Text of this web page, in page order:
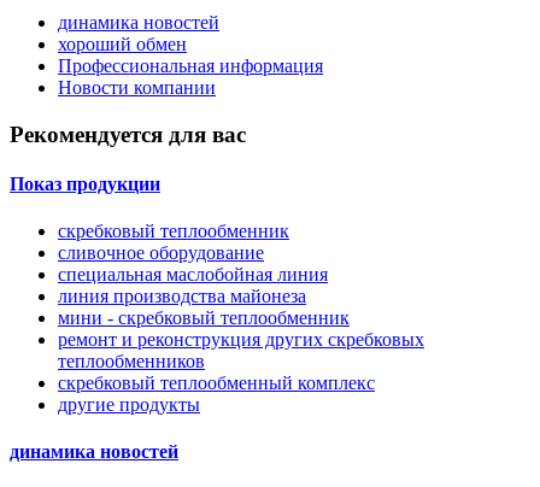
динамика новостей
хороший обмен
Профессиональная информация
Новости компании
Рекомендуется для вас
Показ продукции
скребковый теплообменник
сливочное оборудование
специальная маслобойная линия
линия производства майонеза
мини - скребковый теплообменник
ремонт и реконструкция других скребковых
теплообменников
скребковый теплообменный комплекс
другие продукты
динамика новостей